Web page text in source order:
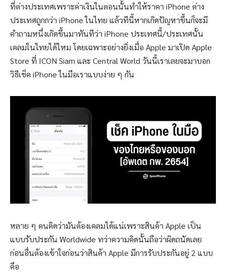
ที่ต่างประเทศเพราะค่าเงินในตอนนั้นทำให้ราคา iPhone ต่าง
ประเทศถูกกว่า iPhone ในไทย แล้วทีนี้หากเกิดปัญหาขึ้นก็จะมี
คำถามหนึ่งเกิดขึ้นมาทันทีว่า iPhone ประเทศนี้/ประเทศนั้น
เคลมในไทยได้ไหม โดยเฉพาะอย่างยิ่งเมื่อ Apple มาเปิด Apple
Store ที่ ICON Siam และ Central World วันนี้เราเลยจะมาบอก
วิธีเช็ค iPhone ในมือเราแบบง่าย ๆ กัน
หลาย ๆ คนคิดว่ามันต้องเคลมได้แน่เพราะสินค้า Apple เป็น
แบบรับประกัน Worldwide ทว่าความคิดนั้นถือว่าผิดถนัดเลย
ก่อนอื่นต้องเข้าใจก่อนว่าสินค้า Apple มีการรับประกันอยู่ 2 แบบ
คือ